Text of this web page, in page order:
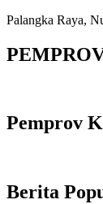
Palangka Raya,
Pemprov
Berita